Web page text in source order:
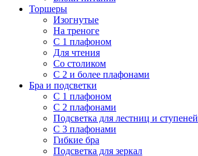
Торшеры
Изогнутые
На треноге
С 1 плафоном
Для чтения
Со столиком
С 2 и более плафонами
Бра и подсветки
С 1 плафоном
С 2 плафонами
Подсветка для лестниц и ступеней
С 3 плафонами
Гибкие бра
Подсветка для зеркал